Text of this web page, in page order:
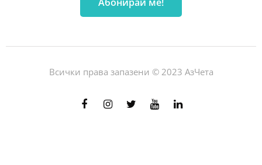
Всички права запазени © 2023 АзЧета